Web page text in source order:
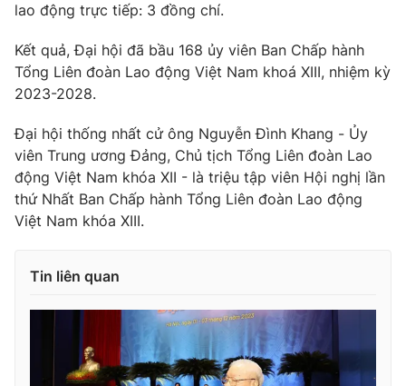
VTV4 Vươn mình bằng AI
VTV9
Liên hệ tòa soạn English
Theo dõi báo trên
Cơ quan chủ quản:Đài Truyền hình Việt Nam
lao động trực tiếp: 3 đồng chí.
Kết quả, Đại hội đã bầu 168 ủy viên Ban Chấp hành
Tổng Liên đoàn Lao động Việt Nam khoá XIII, nhiệm kỳ
2023-2028.
Đại hội thống nhất cử ông Nguyễn Đình Khang - Ủy
viên Trung ương Đảng, Chủ tịch Tổng Liên đoàn Lao
động Việt Nam khóa XII - là triệu tập viên Hội nghị lần
thứ Nhất Ban Chấp hành Tổng Liên đoàn Lao động
Việt Nam khóa XIII.
Tin liên quan